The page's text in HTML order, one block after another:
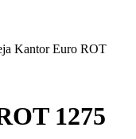
Kantor Euro ROT
1275